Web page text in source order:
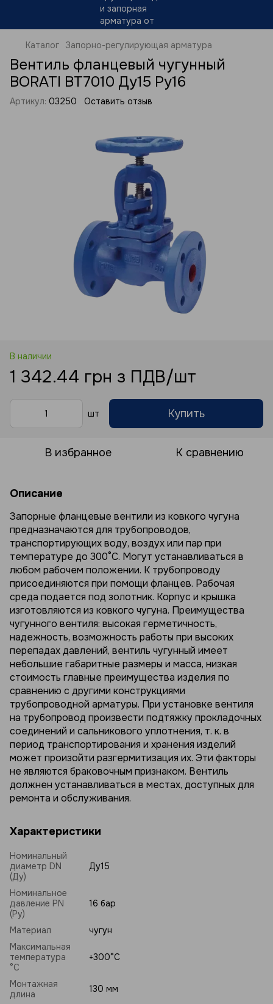
Каталог Запорно-регулирующая арматура
Вентиль фланцевый чугунный
BORATI BT7010 Ду15 Ру16
Артикул: 03250 Оставить отзыв
В наличии
1 342.44 грн з ПДВ/шт
шт Купить
В избранное К сравнению
Описание
Запорные фланцевые вентили из ковкого чугуна
предназначаются для трубопроводов,
транспортирующих воду, воздух или пар при
температуре до 300°С. Могут устанавливаться в
любом рабочем положении. К трубопроводу
присоединяются при помощи фланцев. Рабочая
среда подается под золотник. Корпус и крышка
изготовляются из ковкого чугуна. Преимущества
чугунного вентиля: высокая герметичность,
надежность, возможность работы при высоких
перепадах давлений, вентиль чугунный имеет
небольшие габаритные размеры и масса, низкая
стоимость главные преимущества изделия по
сравнению с другими конструкциями
трубопроводной арматуры. При установке вентиля
на трубопровод произвести подтяжку прокладочных
соединений и сальникового уплотнения, т. к. в
период транспортирования и хранения изделий
может произойти разгермитизация их. Эти факторы
не являются браковочным признаком. Вентиль
должнен устанавливаться в местах, доступных для
ремонта и обслуживания.
Характеристики
Номинальный
диаметр DN
(Ду)
Ду15
Номинальное
давление PN
(Ру)
16 бар
Материал
чугун
Максимальная
температура
°C
+300°C
Монтажная
длина
130 мм